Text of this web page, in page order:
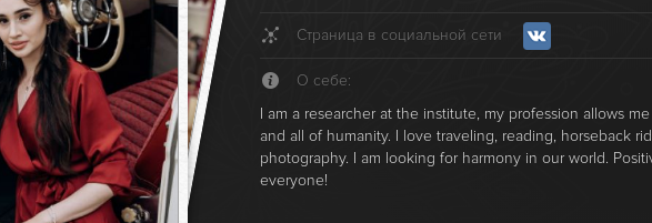
Страница в социальной сети
О себе:
I am a researcher at the institute, my profession allows
and all of humanity. I love traveling, reading, horseback
photography. I am looking for harmony in our world.
everyone!